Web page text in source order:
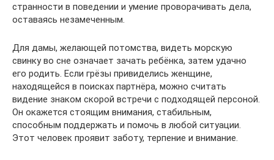
странности в поведении и умение проворачивать дела,
оставаясь незамеченным.
Для дамы, желающей потомства, видеть морскую
свинку во сне означает зачать ребёнка, затем удачно
его родить. Если грёзы привиделись женщине,
находящейся в поисках партнёра, можно считать
видение знаком скорой встречи с подходящей персоной.
Он окажется стоящим внимания, стабильным,
способным поддержать и помочь в любой ситуации.
Этот человек проявит заботу, терпение и внимание.